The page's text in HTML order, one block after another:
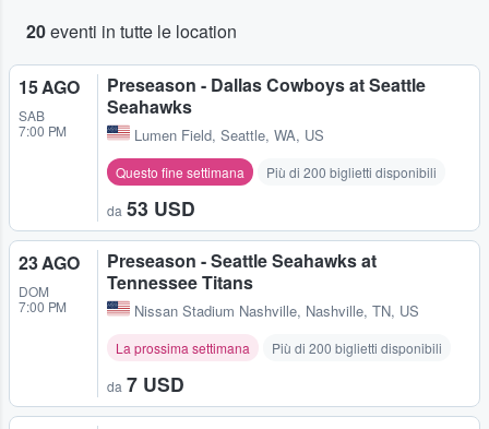
20eventi in tutte le location
15 AGO
SAB
7:00 PM
Preseason - Dallas Cowboys at Seattle
Seahawks
Lumen Field, Seattle, WA, US
Questo fine settimana Più di 200 biglietti disponibili
da 53 USD
23 AGO
DOM
7:00 PM
Preseason - Seattle Seahawks at
Tennessee Titans
Nissan Stadium Nashville, Nashville, TN, US
La prossima settimana Più di 200 biglietti disponibili
da 7 USD